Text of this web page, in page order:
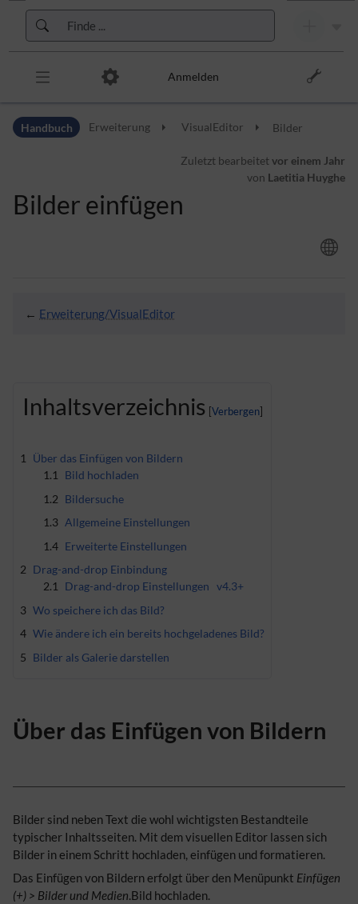
Zur Kopfleiste
Zur Hauptnavigation
Zu den Seitenwerkzeugen
Anmelden
Handbuch Erweiterung VisualEditor Bilder
Zuletzt bearbeitetvor einem Jahr
von Laetitia Huyghe
Bilder einfügen
← Erweiterung/VisualEditor
Inhaltsverzeichnis
1
Über das Einfügen von Bildern
1.1
Bild hochladen
1.2 Bildersuche
1.3 Allgemeine Einstellungen
1.4 Erweiterte Einstellungen
2 Drag-and-drop Einbindung
2.1
Drag-and-drop Einstellungen v4.3+
3 Wo speichere ich das Bild?
4 Wie ändere ich ein bereits hochgeladenes Bild?
5 Bilder als Galerie darstellen
Über das Einfügen von Bildern
Bilder sind neben Text die wohl wichtigsten Bestandteile
typischer Inhaltsseiten. Mit dem visuellen Editor lassen sich
Bilder in einem Schritt hochladen, einfügen und formatieren.
Das Einfügen von Bildern erfolgt über den Menüpunkt Einfügen
(+) > Bilder und Medien.Bild hochladen.